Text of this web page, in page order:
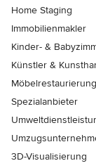
Home Staging
Immobilienmakler
Kinder- &
Künstler &
Möbelrestaurierung
Spezialanbieter
3D-Visualisierung